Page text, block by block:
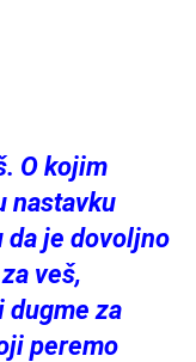
O kojim
nastavku
je dovoljno
veš,
za
peremo